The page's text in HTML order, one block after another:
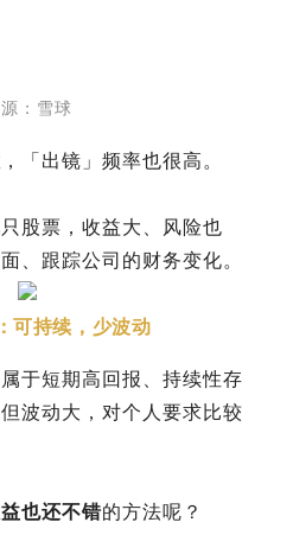
源：雪球
，「出镜」频率也很高。
股票，收益大、风险也
、跟踪公司的财务变化。
可持续，少波动
于短期高回报、持续性存
波动大，对个人要求比较
也还不错的方法呢？